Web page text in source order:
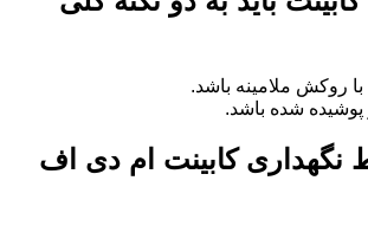
با روکش ملامینه باشد.
پوشیده شده باشد.
نگهداری کابینت ام دی اف